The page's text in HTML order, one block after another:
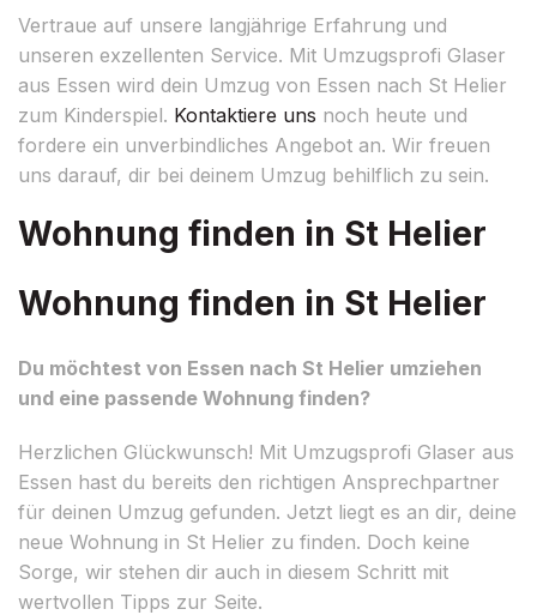
Vertraue auf unsere langjährige Erfahrung und
unseren exzellenten Service. Mit Umzugsprofi Glaser
aus Essen wird dein Umzug von Essen nach St Helier
zum Kinderspiel. Kontaktiere uns noch heute und
fordere ein unverbindliches Angebot an. Wir freuen
uns darauf, dir bei deinem Umzug behilflich zu sein.
Wohnung finden in St Helier
Wohnung finden in St Helier
Du möchtest von Essen nach St Helier umziehen
und eine passende Wohnung finden?
Herzlichen Glückwunsch! Mit Umzugsprofi Glaser aus
Essen hast du bereits den richtigen Ansprechpartner
für deinen Umzug gefunden. Jetzt liegt es an dir, deine
neue Wohnung in St Helier zu finden. Doch keine
Sorge, wir stehen dir auch in diesem Schritt mit
wertvollen Tipps zur Seite.